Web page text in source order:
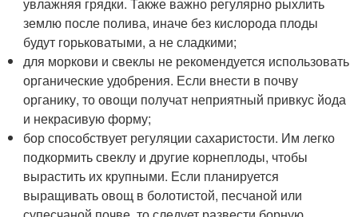
увлажняя грядки. Также важно регулярно рыхлить
землю после полива, иначе без кислорода плоды
будут горьковатыми, а не сладкими;
для моркови и свеклы не рекомендуется использовать
органические удобрения. Если внести в почву
органику, то овощи получат неприятный привкус йода
и некрасивую форму;
бор способствует регуляции сахаристости. Им легко
подкормить свеклу и другие корнеплоды, чтобы
вырастить их крупными. Если планируется
выращивать овощ в болотистой, песчаной или